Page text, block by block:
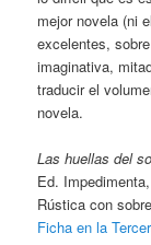
mejor novela (ni
excelentes,
imaginativa,
traducir el
novela.
Las huellas del
Ed.
Rústica con
Ficha en la